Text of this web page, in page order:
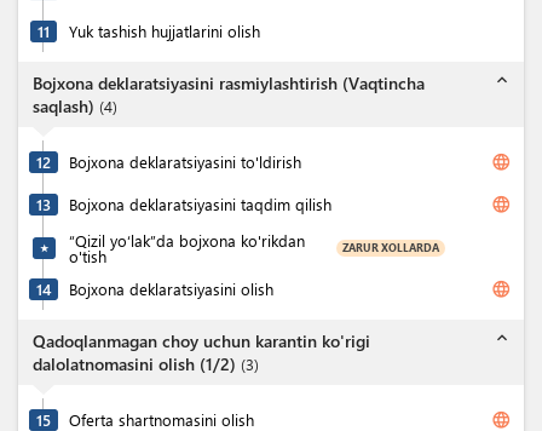
11 Yuk tashish hujjatlarini olish
Bojxona deklaratsiyasini rasmiylashtirish (Vaqtincha
saqlash) (4)
expand_less
12 Bojxona deklaratsiyasini to'ldirish language
13 Bojxona deklaratsiyasini taqdim qilish language
★ “Qizil yo‘lak”da bojxona ko'rikdan
o'tish ZARUR XOLLARDA
14 Bojxona deklaratsiyasini olish language
Qadoqlanmagan choy uchun karantin ko'rigi
dalolatnomasini olish (1/2) (3)
expand_less
15 Oferta shartnomasini olish language